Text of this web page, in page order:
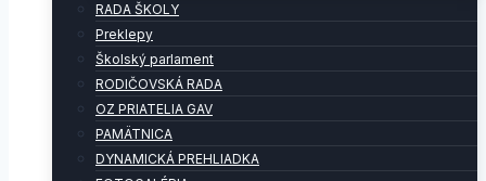
RADA ŠKOLY
Preklepy
Školský parlament
RODIČOVSKÁ RADA
OZ PRIATELIA GAV
PAMÄTNICA
DYNAMICKÁ PREHLIADKA